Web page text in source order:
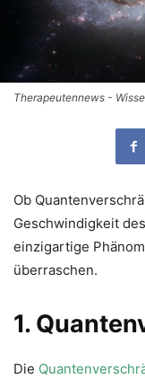
Therapeutennews -
Ob
Geschwindigkeit
einzigartige
überraschen.
1.
Die